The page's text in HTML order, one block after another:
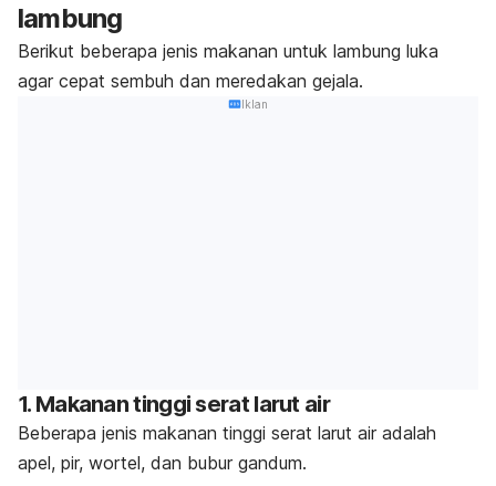
lambung
Berikut beberapa jenis makanan untuk lambung luka
agar cepat sembuh dan meredakan gejala.
Iklan
1. Makanan tinggi serat larut air
Beberapa jenis makanan tinggi serat larut air adalah
apel, pir, wortel, dan bubur gandum.